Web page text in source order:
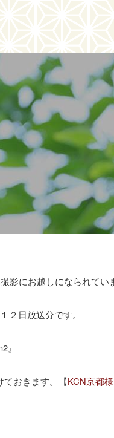
影にお越しになられてい
２日放送分です。
』
おきます。【KCN京都